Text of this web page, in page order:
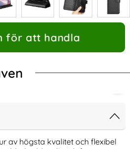
för att handla
av högsta kvalitet och flexibel